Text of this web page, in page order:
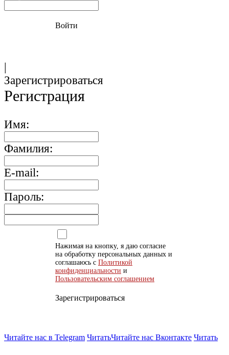
Войти
|
Зарегистрироваться
Регистрация
Имя:
Фамилия:
E-mail:
Пароль:
Нажимая на кнопку, я даю согласие
на обработку персональных данных и
соглашаюсь с Политикой
конфиденциальности и
Пользовательским соглашением
Зарегистрироваться
Читайте нас в Telegram ЧитатьЧитайте нас Вконтакте Читать